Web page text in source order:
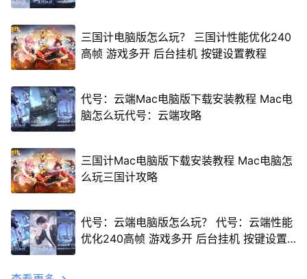
三国计电脑版怎么玩？ 三国计性能优化240
高帧 游戏多开 后台挂机 按键设置教程
代号：云端Mac电脑版下载安装教程 Mac电
脑怎么玩代号：云端攻略
三国计Mac电脑版下载安装教程 Mac电脑怎
么玩三国计攻略
代号：云端电脑版怎么玩？ 代号：云端性能
优化240高帧 游戏多开 后台挂机 按键设置